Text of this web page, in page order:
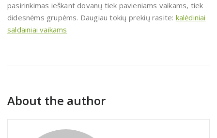
pasirinkimas ieškant dovanų tiek pavieniams vaikams, tiek
didesnėms grupėms. Daugiau tokių prekių rasite: kalėdiniai
saldainiai vaikams
About the author